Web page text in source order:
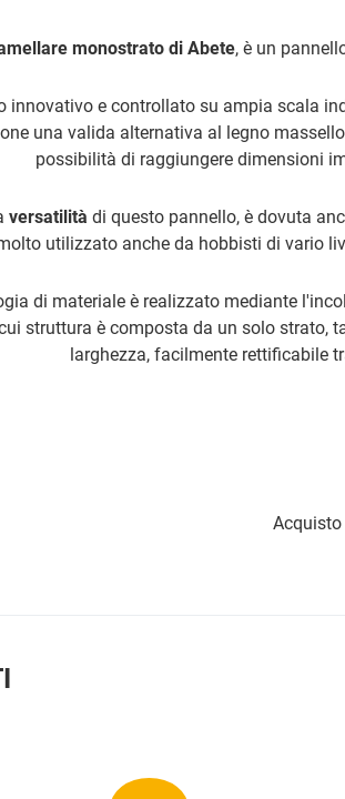
monostrato di Abete, è un
innovativo e controllato su ampia scala
una valida alternativa al legno
possibilità di raggiungere dimensioni
versatilità di questo pannello, è dovuta
utilizzato anche da hobbisti di vario
di materiale è realizzato mediante
struttura è composta da un solo strato,
larghezza, facilmente rettificabile
Aggiungi ai preferiti